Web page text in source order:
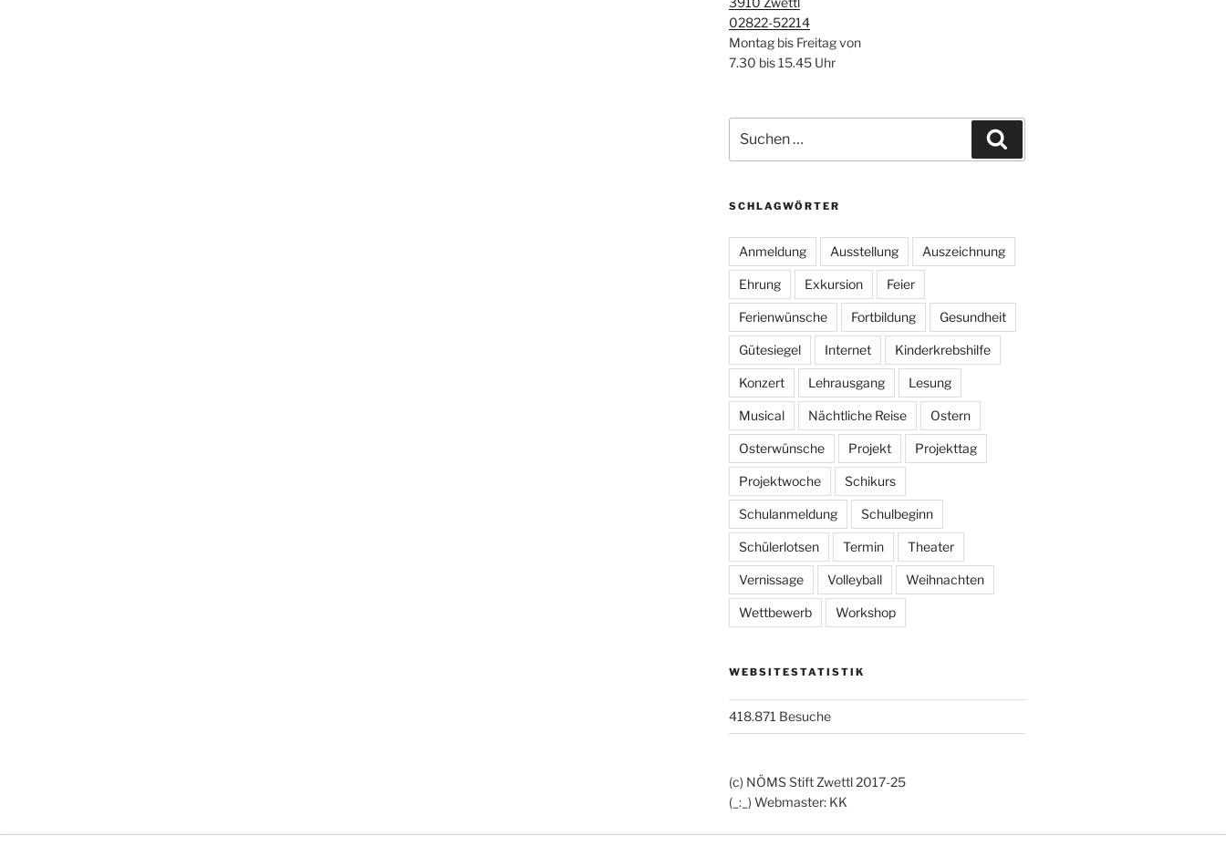
02822-52214
Montag bis Freitag von
7.30 bis 15.45 Uhr
nach:
SCHLAGWÖRTER
Anmeldung Ausstellung Auszeichnung
Ehrung Exkursion Feier
Ferienwünsche Fortbildung Gesundheit
Gütesiegel Internet Kinderkrebshilfe
Konzert Lehrausgang Lesung
Musical Nächtliche Reise Ostern
Osterwünsche Projekt Projekttag
Projektwoche Schikurs
Schulanmeldung Schulbeginn
Schülerlotsen Termin Theater
Vernissage Volleyball Weihnachten
Wettbewerb Workshop
WEBSITESTATISTIK
418.871 Besuche
(c) NÖMS Stift Zwettl 2017-25
(_:_) Webmaster: KK